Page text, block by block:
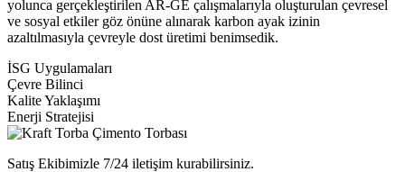
yolunca gerçekleştirilen AR-GE çalışmalarıyla oluşturulan çevresel
ve sosyal etkiler göz önüne alınarak karbon ayak izinin
azaltılmasıyla çevreyle dost üretimi benimsedik.
İSG Uygulamaları
Çevre Bilinci
Kalite Yaklaşımı
Enerji Stratejisi
Satış Ekibimizle 7/24 iletişim kurabilirsiniz.